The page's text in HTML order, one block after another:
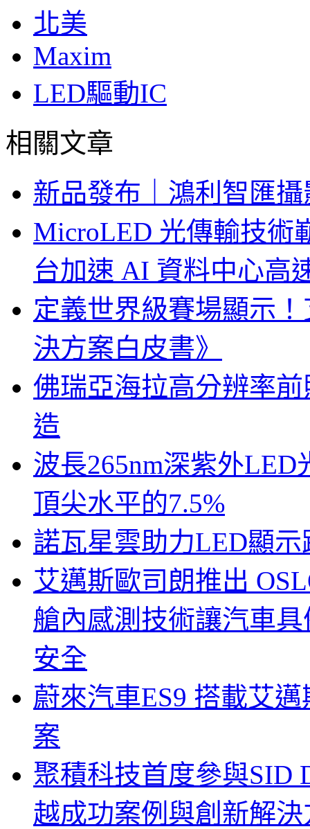
北美
Maxim
LED驅動IC
相關文章
新品發布｜鴻利智匯
MicroLED 光傳輸技術
台加速 AI 資料中心高
定義世界級賽場顯示
決方案白皮書》
佛瑞亞海拉高分辨率
造
波長265nm深紫外
頂尖水平的7.5%
諾瓦星雲助力LED顯
艾邁斯歐司朗推出
艙內感測技術讓汽車
安全
蔚來汽車ES9 搭載艾
案
聚積科技首度參與SID
越成功案例與創新解決